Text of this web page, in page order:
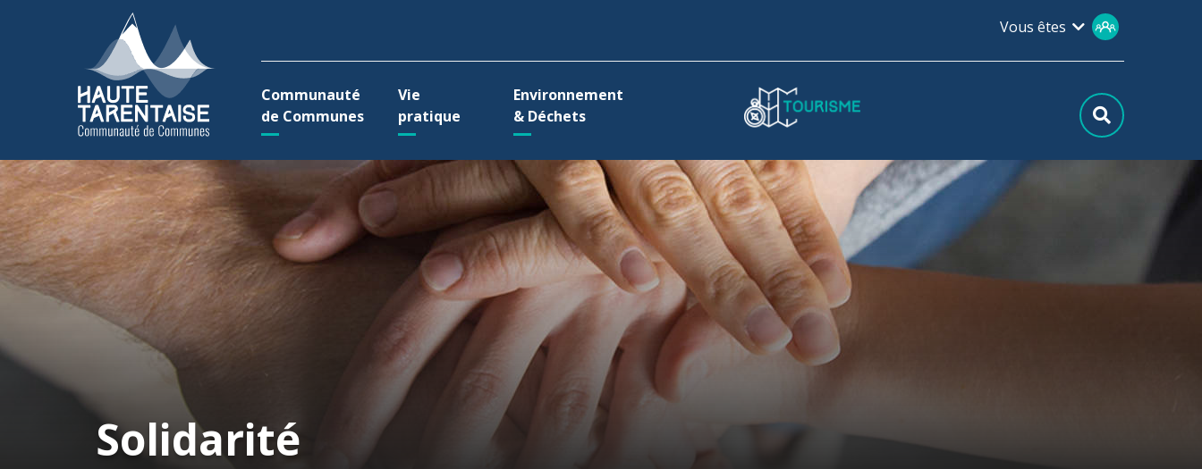
Vous êtes
Communauté
de Communes
Vie
pratique
Environnement
& Déchets
Solidarité